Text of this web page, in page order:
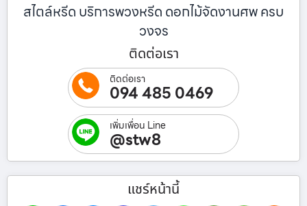
สไตล์หรีด บริการพวงหรีด ดอกไม้จัดงานศพ ครบ
วงจร
ติดต่อเรา
ติดต่อเรา
094 485 0469
เพิ่มเพื่อน Line
@stw8
แชร์หน้านี้